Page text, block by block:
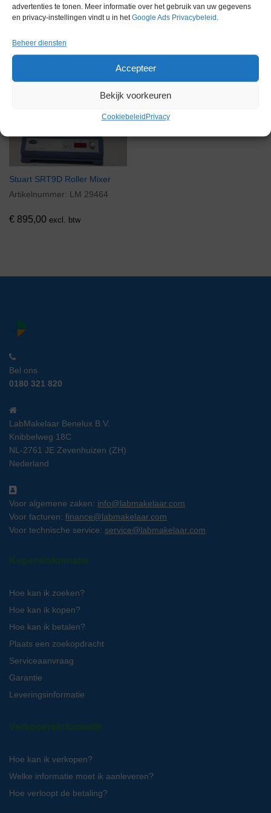
advertenties te tonen. Meer informatie over het gebruik van uw gegevens
en privacy-instellingen vindt u in hetGoogle Ads Privacybeleid .
Beheer diensten
Accepteer
Bekijk voorkeuren
Cookiebeleid Privacy
Voorraad
Stuart SRT9D Roller Mixer
Artikelnummer: LM 29464
€ 895,00 excl. btw
Bel ons
0180 321 820
LabMakelaar Benelux B.V.
Knibbelweg 18C
NL-2761 JE Zevenhuizen (ZH)
Nederland
Voor algemene zaken: info@labmakelaar.com
Voor facturen: finance@labmakelaar.com
Voor technische service: service@labmakelaar.com
Kopersinformatie
Hoe kan ik zoeken?
Hoe kan ik kopen?
Hoe kan ik betalen?
Plaats een zoekopdracht
Serviceaanvraag
Garantie
Leveringsinformatie
Verkopersinformatie
Hoe kan ik verkopen?
Welke informatie moet ik aanleveren?
Hoe verloopt de betaling?